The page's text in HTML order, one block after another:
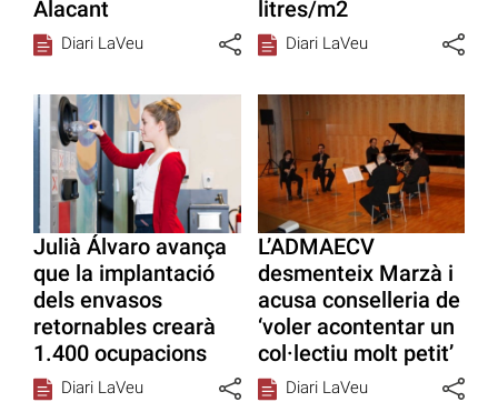
Alacant
Diari LaVeu
litres/m2
Diari LaVeu
Julià Álvaro avança
que la implantació
dels envasos
retornables crearà
1.400 ocupacions
Diari LaVeu
L’ADMAECV
desmenteix Marzà i
acusa conselleria de
‘voler acontentar un
col·lectiu molt petit’
Diari LaVeu